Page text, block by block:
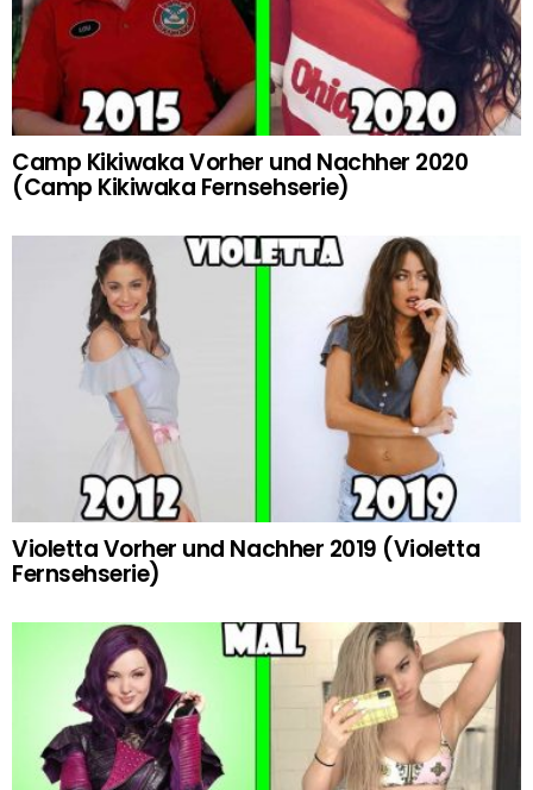
Camp Kikiwaka Vorher und Nachher 2020
(Camp Kikiwaka Fernsehserie)
Violetta Vorher und Nachher 2019 (Violetta
Fernsehserie)